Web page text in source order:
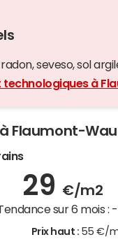
seveso, sol
technologiques à
Flaumont-
29 €/m2
sur 6 mois : -
Prix haut : 55 €/